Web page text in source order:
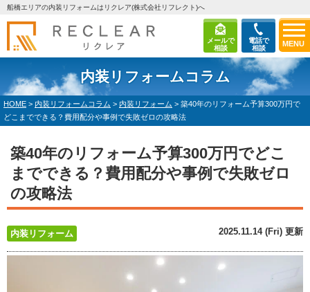
メールで
相談
電話で
相談
MENU
船橋エリアの内装リフォームはリクレア(株式会社リフレクト)へ
内装リフォームコラム
HOME > 内装リフォームコラム > 内装リフォーム > 築40年のリフォーム予算300万円で
どこまでできる？費用配分や事例で失敗ゼロの攻略法
築40年のリフォーム予算300万円でどこ
までできる？費用配分や事例で失敗ゼロ
の攻略法
内装リフォーム 2025.11.14 (Fri) 更新